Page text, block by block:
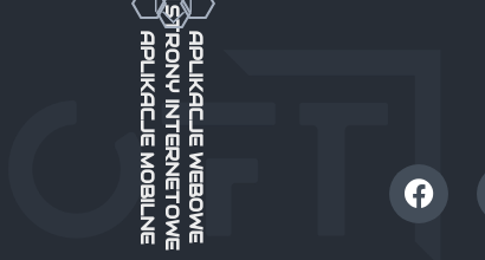
APLIKACJE MOBILNESTRONY INTERNETOWEAPLIKACJE WEBOWE